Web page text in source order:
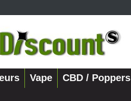
Vape CBD / Poppers